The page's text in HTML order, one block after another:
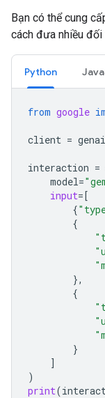
Bạn có thể cung
cách đưa nhiều
Python
from google
client = genai
interaction =
model=
input=[
{
{
},
{
}
]
)
print(